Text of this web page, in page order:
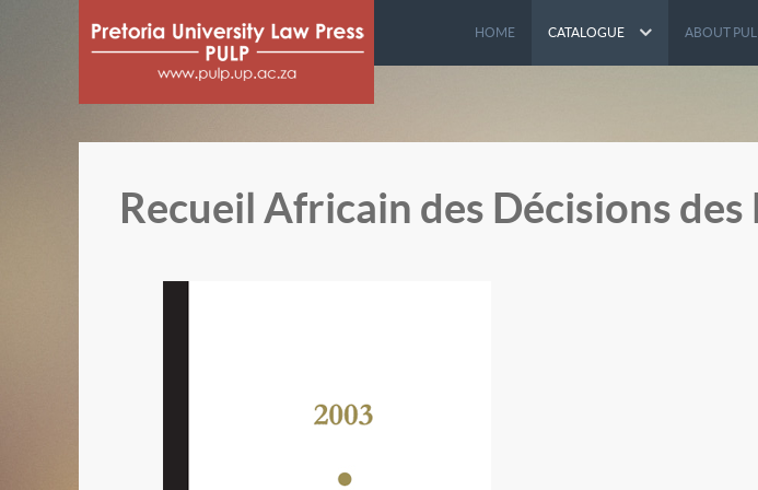
HOME CATALOGUE ABOUT
Recueil Africain des Décisions